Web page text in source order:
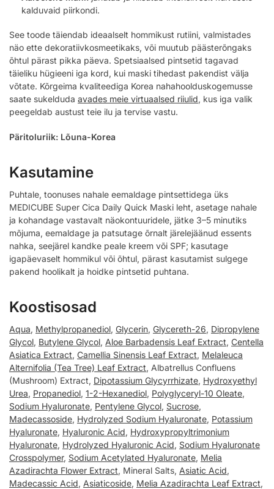
kalduvaid piirkondi.
See toode täiendab ideaalselt hommikust rutiini, valmistades
näo ette dekoratiivkosmeetikaks, või muutub päästerõngaks
õhtul pärast pikka päeva. Spetsiaalsed pintsetid tagavad
täieliku hügieeni iga kord, kui maski tihedast pakendist välja
võtate. Kõrgeima kvaliteediga Korea nahahoolduskogemusse
saate sukelduda avades meie virtuaalsed riiulid, kus iga valik
peegeldab austust teie ilu ja tervise vastu.
Päritoluriik: Lõuna-Korea
Kasutamine
Puhtale, toonuses nahale eemaldage pintsettidega üks
MEDICUBE Super Cica Daily Quick Maski leht, asetage nahale
ja kohandage vastavalt näokontuuridele, jätke 3–5 minutiks
mõjuma, eemaldage ja patsutage õrnalt järelejäänud essents
nahka, seejärel kandke peale kreem või SPF; kasutage
igapäevaselt hommikul või õhtul, pärast kasutamist sulgege
pakend hoolikalt ja hoidke pintsetid puhtana.
Koostisosad
Aqua, Methylpropanediol, Glycerin, Glycereth-26, Dipropylene
Glycol, Butylene Glycol, Aloe Barbadensis Leaf Extract, Centella
Asiatica Extract, Camellia Sinensis Leaf Extract, Melaleuca
Alternifolia (Tea Tree) Leaf Extract, Albatrellus Confluens
(Mushroom) Extract, Dipotassium Glycyrrhizate, Hydroxyethyl
Urea, Propanediol, 1-2-Hexanediol, Polyglyceryl-10 Oleate,
Sodium Hyaluronate, Pentylene Glycol, Sucrose,
Madecassoside, Hydrolyzed Sodium Hyaluronate, Potassium
Hyaluronate, Hyaluronic Acid, Hydroxypropyltrimonium
Hyaluronate, Hydrolyzed Hyaluronic Acid, Sodium Hyaluronate
Crosspolymer, Sodium Acetylated Hyaluronate, Melia
Azadirachta Flower Extract, Mineral Salts, Asiatic Acid,
Madecassic Acid, Asiaticoside, Melia Azadirachta Leaf Extract,